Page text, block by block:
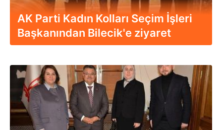
AK Parti Kadın Kolları Seçim İşleri
Başkanından Bilecik'e ziyaret
24.01.2017